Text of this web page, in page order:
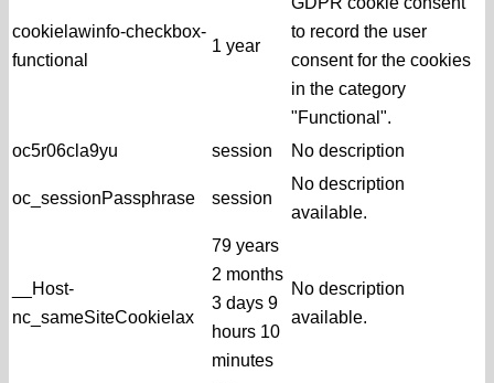
cookielawinfo-checkbox-
functional
1 year
to record the user
consent for the cookies
in the category
"Functional".
oc5r06cla9yu
session No description
oc_sessionPassphrase session
No description
available.
__Host-
nc_sameSiteCookielax
79 years
2 months
3 days 9
hours 10
minutes
No description
available.